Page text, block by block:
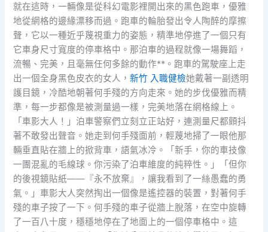
就在這時，一輛像是從科幻電影裡開出來的黑色跑車，優雅
地從網格的邊緣漂移而過。跑車的輪胎發出令人陶醉的摩擦
聲，它以一種近乎蔑視重力的姿態，精準地停進了一個只有
它車身尺寸寬度的停車格中。那泊車的過程就像一場舞蹈，
流暢、完美，且毫無任何多餘的動作**。跑車的駕駛座上走
出一個全身黑色皮衣的女人，新竹 入職健檢她戴著一副透明
護目鏡，冷酷地朝著何手殘的方向走來。她的步伐優雅而精
準，每一步都像是被測量過一樣，完美地落在網格線上。
「車影大人！」泊車警察們立刻立正站好，連測量尺都顫抖
著不敢發出聲音。她走到何手殘面前，輕蔑地掃了一眼他那
輛垂直貼在牆上的掀背車，語氣冰冷。「新手，你的車技像
一團混亂的毛線球。你污染了泊車維度的純粹性。」「但你
的後視鏡貼紙——『永不放棄』，讓我看到了一絲愚蠢的勇
氣。」車影大人突然掏出一個像是遙控器的裝置，對著何手
殘的車子按了一下。何手殘的車子從牆上脫落，在空中旋轉
了一百八十度，穩穩地停在了地面上的一個停車格中。這